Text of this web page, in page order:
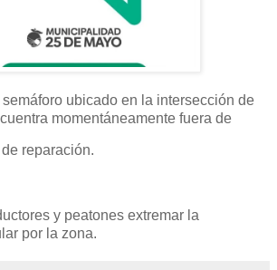
semáforo ubicado en la intersección de
momentáneamente fuera de
reparación.
y peatones extremar la
por la zona.